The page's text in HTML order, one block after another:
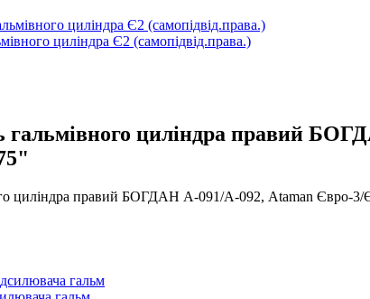
циліндра Є2 (самопідвід.права.)
гальмівного циліндра правий
циліндра правий БОГДАН А-091/А-092, Ataman Євро-